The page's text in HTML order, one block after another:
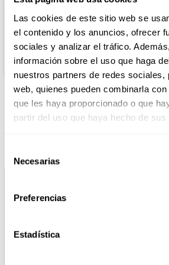
Las cookies de este sitio web se
el contenido y los anuncios, ofrecer
sociales y analizar el tráfico.
información sobre el uso que haga
nuestros partners de redes sociales,
web, quienes pueden combinarla
que les haya proporcionado o que
partir del uso que haya hecho de sus
Necesarias
Preferencias
Estadística
DROGUERÍA
Y LIMPIEZA
PERFUMERÍA
E HIGIENE
Nestlé España, S.A.
Dirección del Operador:
C/ Clara Campoamor, nº 2 08950
(Barcelona)
Cantidad neta:
160 gr
Productos relacionados